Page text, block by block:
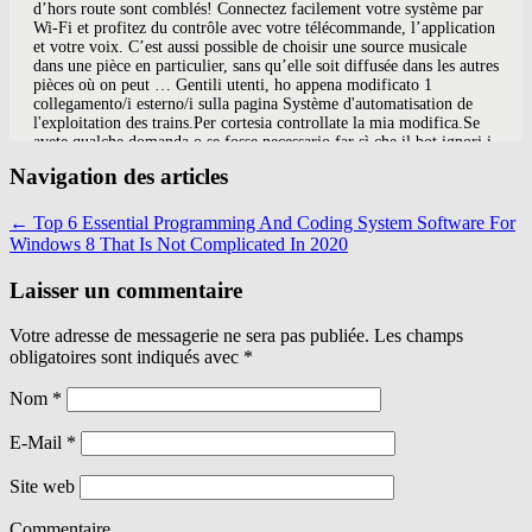
Navigation des articles
← Top 6 Essential Programming And Coding System Software For
Windows 8 That Is Not Complicated In 2020
Laisser un commentaire
Votre adresse de messagerie ne sera pas publiée. Les champs
obligatoires sont indiqués avec *
Nom *
E-Mail *
Site web